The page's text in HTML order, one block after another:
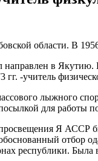
области. В
в Якутию.
-учитель
лыжного
для работы
Я АССР
республики.